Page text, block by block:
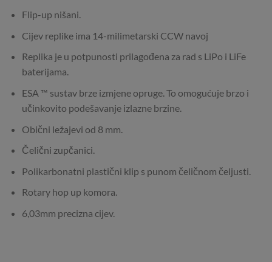
Flip-up nišani.
Cijev replike ima 14-milimetarski CCW navoj
Replika je u potpunosti prilagođena za rad s LiPo i LiFe
baterijama.
ESA ™ sustav brze izmjene opruge. To omogućuje brzo i
učinkovito podešavanje izlazne brzine.
Obični ležajevi od 8 mm.
Čelični zupčanici.
Polikarbonatni plastični klip s punom čeličnom čeljusti.
Rotary hop up komora.
6,03mm precizna cijev.